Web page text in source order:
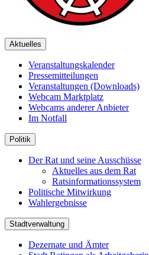
Aktuelles
Veranstaltungskalender
Pressemitteilungen
Veranstaltungen (Downloads)
Webcam Marktplatz
Webcams anderer Anbieter
Im Notfall
Politik
Der Rat und seine Ausschüsse
Aktuelles aus dem Rat
Ratsinformationssystem
Politische Mitwirkung
Wahlergebnisse
Stadtverwaltung
Dezernate und Ämter